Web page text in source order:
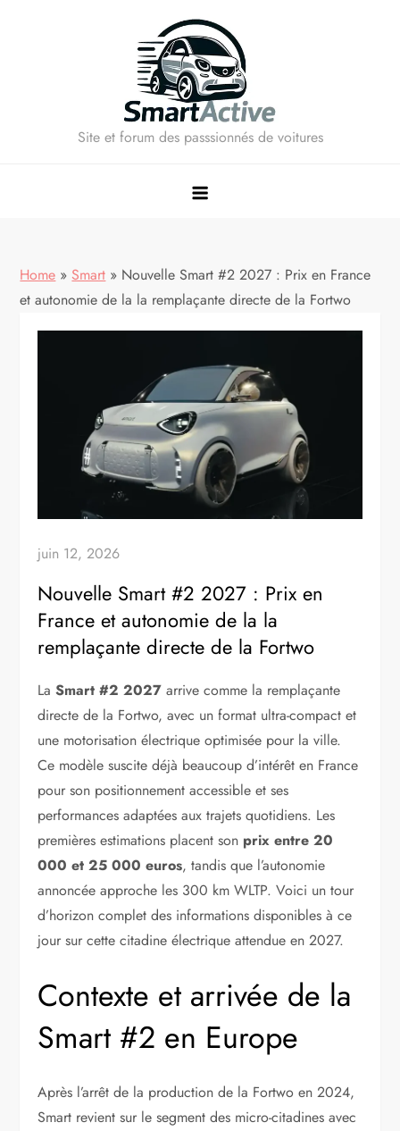
Site et forum des passsionnés de voitures
Home » Smart » Nouvelle Smart #2 2027 : Prix en France
et autonomie de la la remplaçante directe de la Fortwo
juin 12, 2026
Nouvelle Smart #2 2027 : Prix en
France et autonomie de la la
remplaçante directe de la Fortwo
LaSmart #2 2027 arrive comme la remplaçante
directe de la Fortwo, avec un format ultra-compact et
une motorisation électrique optimisée pour la ville.
Ce modèle suscite déjà beaucoup d’intérêt en France
pour son positionnement accessible et ses
performances adaptées aux trajets quotidiens. Les
premières estimations placent son prix entre 20
000 et 25 000 euros, tandis que l’autonomie
annoncée approche les 300 km WLTP. Voici un tour
d’horizon complet des informations disponibles à ce
jour sur cette citadine électrique attendue en 2027.
Contexte et arrivée de la
Smart #2 en Europe
Après l’arrêt de la production de la Fortwo en 2024,
Smart revient sur le segment des micro-citadines avec